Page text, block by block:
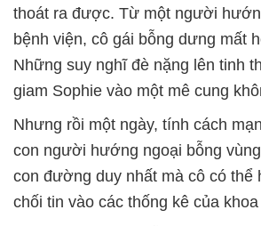
thoát ra được. Từ một người
bệnh viện, cô gái bỗng dưng mất
Những suy nghĩ đè nặng lên tinh
giam Sophie vào một mê cung
Nhưng rồi một ngày, tính cách
con người hướng ngoại bỗng
con đường duy nhất mà cô có
chối tin vào các thống kê của